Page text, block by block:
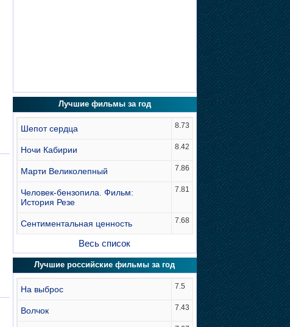
Лучшие фильмы за год
Шепот сердца 8.73
Ночи Кабирии 8.42
Марти Великолепный 7.86
Человек-бензопила. Фильм:
История Резе
7.81
Сентиментальная ценность 7.68
Весь список
Лучшие российские фильмы за год
На выброс 7.5
Волчок 7.43